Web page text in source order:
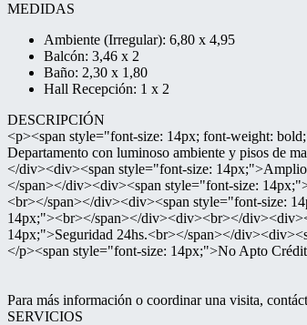
MEDIDAS
Ambiente (Irregular): 6,80 x 4,95
Balcón: 3,46 x 2
Baño: 2,30 x 1,80
Hall Recepción: 1 x 2
DESCRIPCIÓN
<p><span style="font-size: 14px; font-weight:
Departamento con luminoso ambiente y pisos de
</div><div><span style="font-size: 14px;">Amplio
</span></div><div><span style="font-size:
<br></span></div><div><span style="font-size:
14px;"><br></span></div><div><br></
14px;">Seguridad 24hs.<br></span></
</p><span style="font-size: 14px;">No Apto
Para más información o coordinar una visita,
SERVICIOS